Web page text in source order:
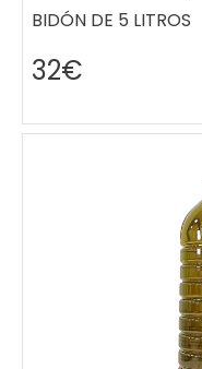
BIDÓN DE 5 LITROS
32€